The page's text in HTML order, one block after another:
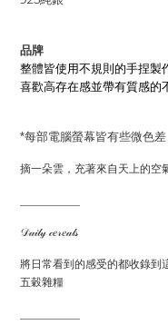
品牌
整體皆使用不規則的手捏製
喜歡高存在感並帶有質感的
*每部電腦螢幕皆有些微色
摘一朵雲，充著來自天上的空
𝒟𝒶𝒾𝓁𝓎 𝒸𝑒𝓇𝑒𝒶𝓁𝓈
將日常看到的感受的都收錄到
五穀雜糧